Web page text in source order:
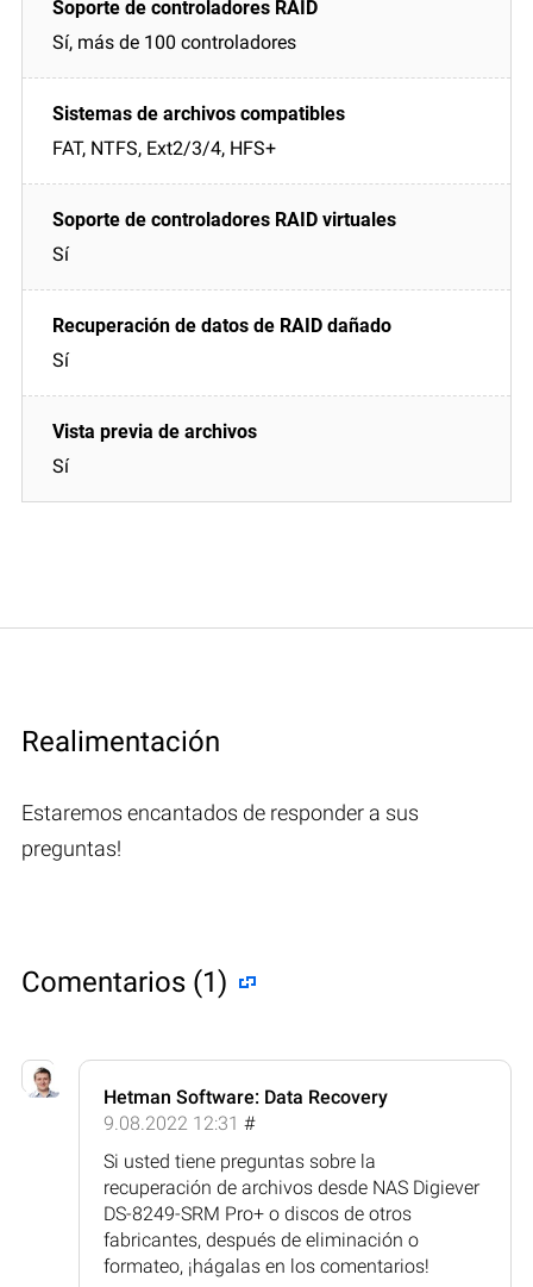
Sí, más de 100 controladores
FAT, NTFS, Ext2/3/4, HFS+
Sí
Sí
Sí
Realimentación
Estaremos encantados de responder a sus
preguntas!
Comentarios (1)
Hetman Software: Data Recovery
9.08.2022 12:31 #
Si usted tiene preguntas sobre la
recuperación de archivos desde NAS Digiever
DS-8249-SRM Pro+ o discos de otros
fabricantes, después de eliminación o
formateo, ¡hágalas en los comentarios!